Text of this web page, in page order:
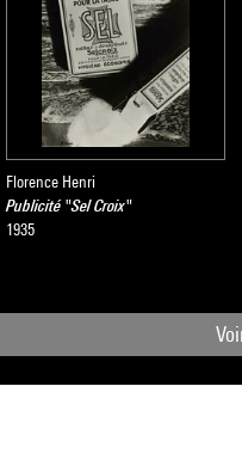
Florence Henri
Publicité "Sel Croix"
1935